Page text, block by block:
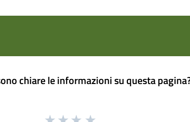
chiare le informazioni su questa